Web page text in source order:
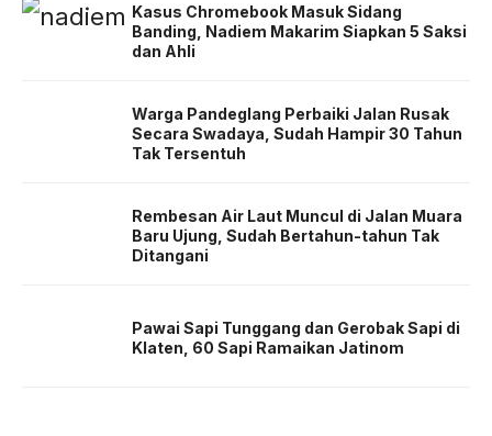
Kasus Chromebook Masuk Sidang
Banding, Nadiem Makarim Siapkan 5 Saksi
dan Ahli
Warga Pandeglang Perbaiki Jalan Rusak
Secara Swadaya, Sudah Hampir 30 Tahun
Tak Tersentuh
Rembesan Air Laut Muncul di Jalan Muara
Baru Ujung, Sudah Bertahun-tahun Tak
Ditangani
Pawai Sapi Tunggang dan Gerobak Sapi di
Klaten, 60 Sapi Ramaikan Jatinom